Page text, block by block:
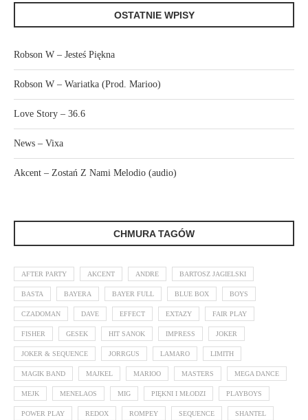
OSTATNIE WPISY
Robson W – Jesteś Piękna
Robson W – Wariatka (Prod. Marioo)
Love Story – 36.6
News – Vixa
Akcent – Zostań Z Nami Melodio (audio)
CHMURA TAGÓW
AFTER PARTY AKCENT ANDRE BARTOSZ JAGIELSKI
BASTA BAYERA BAYER FULL BLUE BOX BOYS
CZADOMAN DAVE EFFECT EXTAZY FAIR PLAY
FISHER GESEK HIT SANOK IMPRESS JOKER
JOKER & SEQUENCE JORRGUS LAMARO LIMITH
MAGIK BAND MAJKEL MARIOO MASTERS MEGA DANCE
MEJK MENELAOS MIG PIĘKNI I MŁODZI PLAYBOYS
POWER PLAY REDOX ROMPEY SEQUENCE SHANTEL